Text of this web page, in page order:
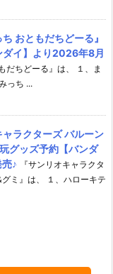
おともだちどーる』
ダイ】より2026年8月
だちどーる』は、 １、ま
っち ...
ャラクターズ バルーン
グッズ予約【バンダ
♪
『サンリオキャラクタ
ミ』は、 １、ハローキテ